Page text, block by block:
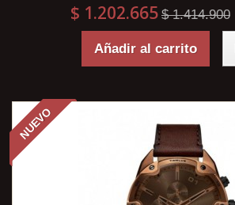
$ 1.202.665 $ 1.414.900
Añadir al carrito
NUEVO